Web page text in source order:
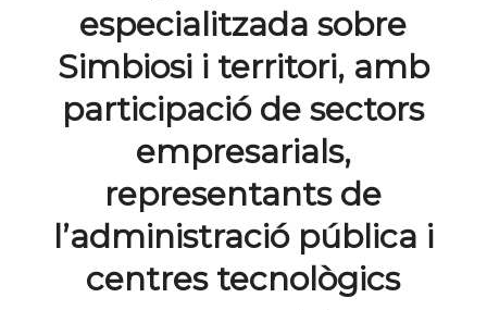
especialitzada sobre
Simbiosi i territori, amb
participació de sectors
empresarials,
representants de
l’administració pública i
centres tecnològics